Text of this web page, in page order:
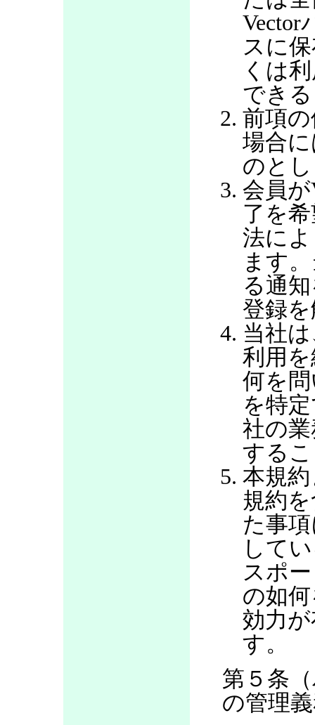
Vector
スに
くは
でき
前項
場合
のと
会員
了を
法に
ます
る通
登録
当社
利用
何を
を特
社の
する
本規
規約
た事
して
スポ
の如
効力
す。
第５条
の管理